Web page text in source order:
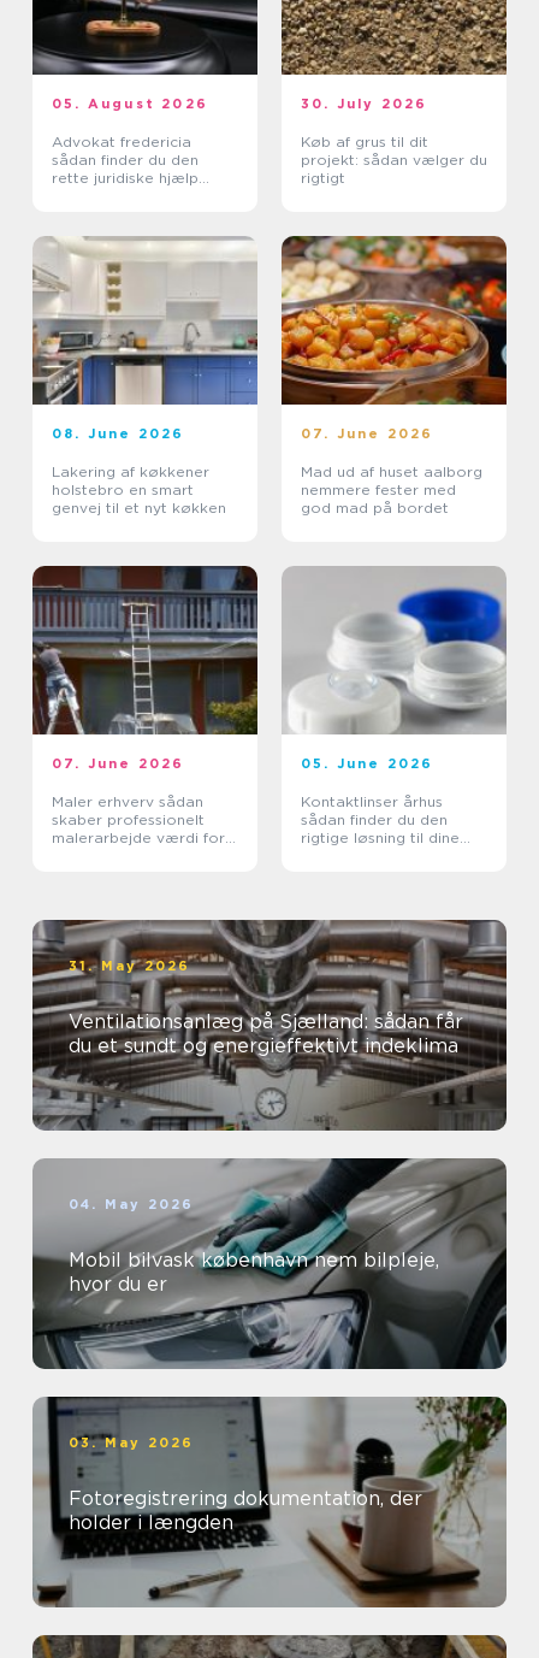
05. August 2026
Advokat fredericia
sådan finder du den
rette juridiske hjælp
30. July 2026
Køb af grus til dit
projekt: sådan vælger du
rigtigt
08. June 2026
Lakering af køkkener
holstebro en smart
genvej til et nyt køkken
07. June 2026
Mad ud af huset aalborg
nemmere fester med
god mad på bordet
07. June 2026
Maler erhverv sådan
skaber professionelt
malerarbejde værdi for
05. June 2026
Kontaktlinser århus
sådan finder du den
rigtige løsning til dine
31. May 2026
Ventilationsanlæg på Sjælland: sådan får
du et sundt og energieffektivt indeklima
04. May 2026
Mobil bilvask københavn nem bilpleje,
hvor du er
03. May 2026
Fotoregistrering dokumentation, der
holder i længden